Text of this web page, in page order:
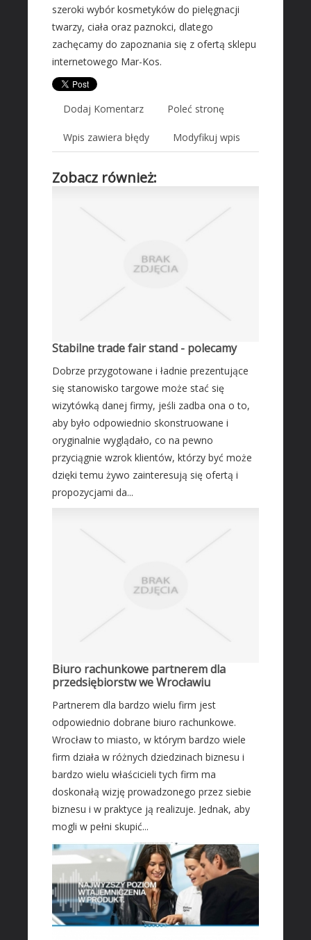
Wyposażenie Wnętrz
Wyposażenie Łazienki
Odzież
Elektronika, RTV, AGD
Art. Dla Zwierząt
Ogród, Rośliny
Art. Spożywcze
Części Samochodowe
Wynajem
Usługi Motoryzacyjne
Salony, Komisy
MARKETING
Agencje Reklamowe
Materiały Reklamowe
Adwokaci, Porady Prawne
Ślub i Wesele
Sprzątanie, Porządkowanie
Serwis
Opieka
Inne Usługi
HOTELE
Hotele i Noclegi
Podróże
Wypoczynek
ZABIEGI
Dietetyka, Odchudzanie
Kosmetyki
szeroki wybór kosmetyków do pielęgnacji
twarzy, ciała oraz paznokci, dlatego
zachęcamy do zapoznania się z ofertą sklepu
internetowego Mar-Kos.
Dodaj Komentarz Poleć stronę
Wpis zawiera błędy Modyfikuj wpis
Zobacz również:
Stabilne trade fair stand - polecamy
Dobrze przygotowane i ładnie prezentujące
się stanowisko targowe może stać się
wizytówką danej firmy, jeśli zadba ona o to,
aby było odpowiednio skonstruowane i
oryginalnie wyglądało, co na pewno
przyciągnie wzrok klientów, którzy być może
dzięki temu żywo zainteresują się ofertą i
propozycjami da...
Biuro rachunkowe partnerem dla
przedsiębiorstw we Wrocławiu
Partnerem dla bardzo wielu firm jest
odpowiednio dobrane biuro rachunkowe.
Wrocław to miasto, w którym bardzo wiele
firm działa w różnych dziedzinach biznesu i
bardzo wielu właścicieli tych firm ma
doskonałą wizję prowadzonego przez siebie
biznesu i w praktyce ją realizuje. Jednak, aby
mogli w pełni skupić...